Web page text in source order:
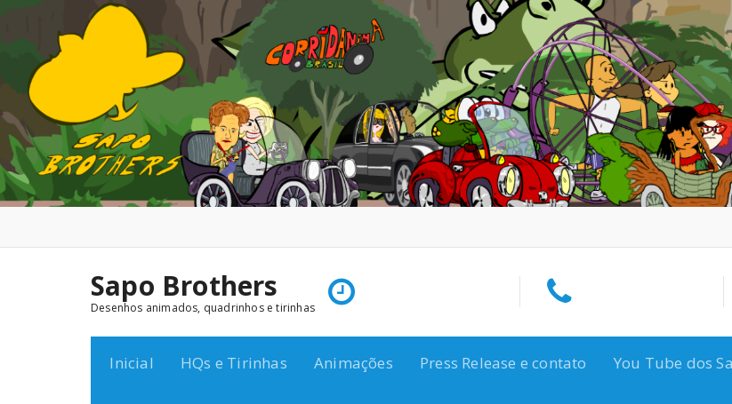
conteúdo
Sapo Brothers
Desenhos animados, quadrinhos e tirinhas
Inicial HQs e Tirinhas Animações Press Release e contato You Tube dos